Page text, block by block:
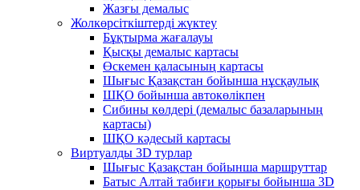
Жазғы демалыс
Жолкөрсіткіштерді жүктеу
Бұқтырма жағалауы
Қысқы демалыс картасы
Өскемен қаласының картасы
Шығыс Қазақстан бойынша нұсқаулық
ШҚО бойынша автокөлікпен
Сибины көлдері (демалыс базаларының
картасы)
ШҚО кәдесый картасы
Виртуалды 3D турлар
Шығыс Қазақстан бойынша маршруттар
Батыс Алтай табиғи қорығы бойынша 3D